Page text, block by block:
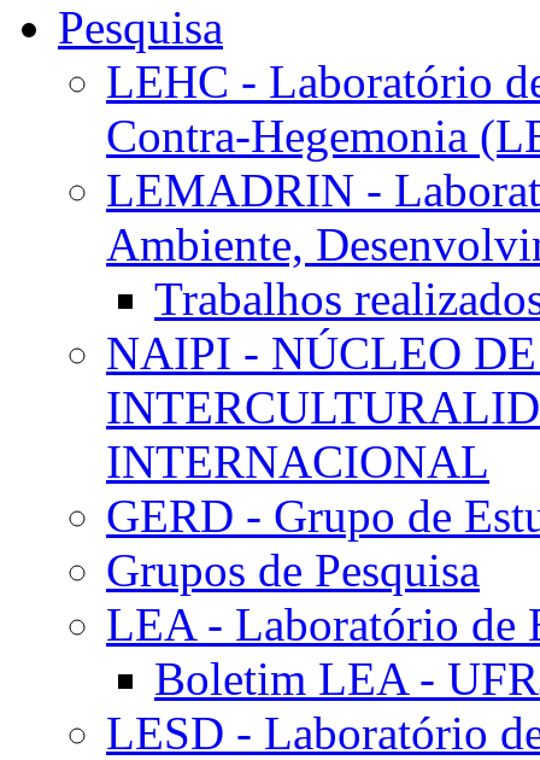
Pesquisa
LEHC - Laboratório
Contra-Hegemonia
LEMADRIN -
Ambiente,
Trabalhos
NAIPI - NÚCLEO
INTERNACIONAL
GERD - Grupo de
Grupos de Pesquisa
LEA - Laboratório de
Boletim LEA -
LESD - Laboratório